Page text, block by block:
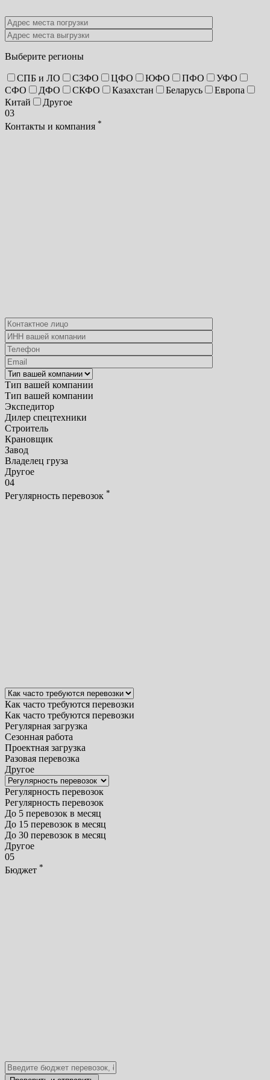
Выберите регионы
СПБ и ЛО СЗФО ЦФО ЮФО ПФО
УФО
СФО
ДФО СКФО Казахстан Беларусь
Европа
Китай
Другое
03
Контакты и компания *
Тип вашей компании
Тип вашей компании
Экспедитор
Дилер спецтехники
Строитель
Крановщик
Завод
Владелец груза
Другое
04
Регулярность перевозок *
Как часто требуются перевозки
Как часто требуются перевозки
Регулярная загрузка
Сезонная работа
Проектная загрузка
Разовая перевозка
Другое
Регулярность перевозок
Регулярность перевозок
До 5 перевозок в месяц
До 15 перевозок в месяц
До 30 перевозок в месяц
Другое
05
Бюджет *